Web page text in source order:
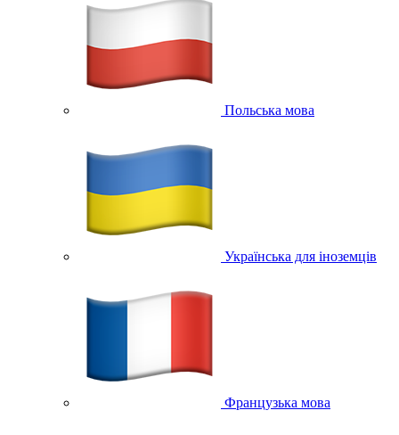
Польська мова
Українська для іноземців
Французька мова